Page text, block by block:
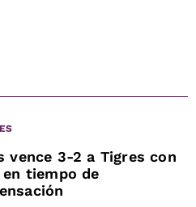
vence 3-2 a Tigres con
en tiempo de